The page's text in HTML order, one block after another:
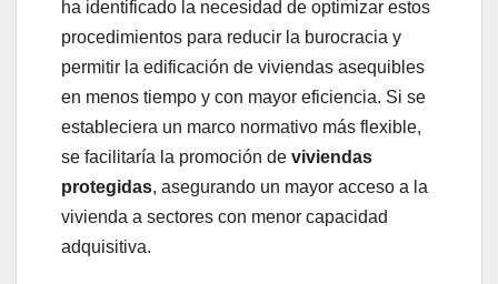
ha identificado la necesidad de optimizar estos
procedimientos para reducir la burocracia y
permitir la edificación de viviendas asequibles
en menos tiempo y con mayor eficiencia. Si se
estableciera un marco normativo más flexible,
se facilitaría la promoción de viviendas
protegidas, asegurando un mayor acceso a la
vivienda a sectores con menor capacidad
adquisitiva.